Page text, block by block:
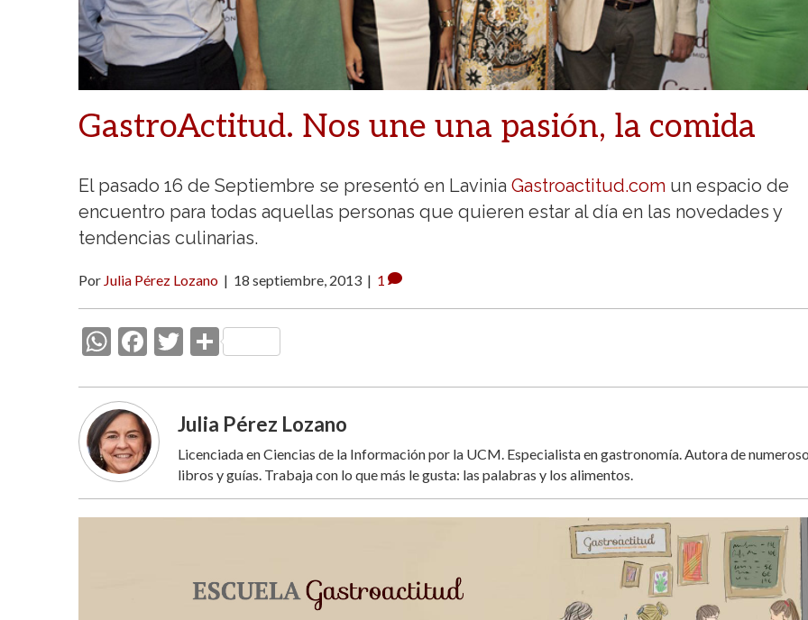
GastroActitud. Nos une una pasión, la comida
El pasado 16 de Septiembre se presentó en Lavinia Gastroactitud.com un espacio de
encuentro para todas aquellas personas que quieren estar al día en las novedades y
tendencias culinarias.
Por Julia Pérez Lozano | 18 septiembre, 2013 | 1
W
at
s
A
p
p
F
e
b
o
k
T
itt
er
C
m
p
ar
ti
r
Julia Pérez Lozano
Licenciada en Ciencias de la Información por la UCM. Especialista en gastronomía. Autora de
libros y guías. Trabaja con lo que más le gusta: las palabras y los alimentos.